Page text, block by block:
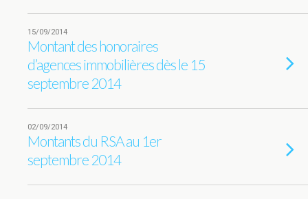
15/09/2014
Montant des honoraires
d’agences immobilières dès le 15
septembre 2014
02/09/2014
Montants du RSA au 1er
septembre 2014